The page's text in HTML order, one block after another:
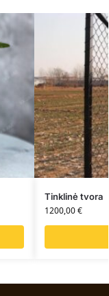
Tinklinė tvora
1200,00€